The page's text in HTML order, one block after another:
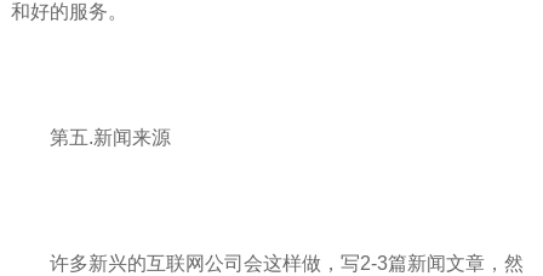
和好的服务。
第五.新闻来源
许多新兴的互联网公司会这样做，写2-3篇新闻文章，然